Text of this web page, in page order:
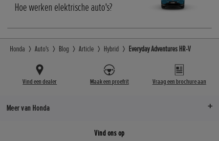
Hoe werken elektrische auto's?
Honda Auto's Blog Article Hybrid Everyday Adventures HR-V
Vind een dealer Maak een proefrit Vraag een brochure aan
Meer van Honda
Vind ons op